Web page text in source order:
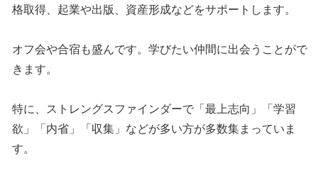
格取得、起業や出版、資産形成などをサポートします。
オフ会や合宿も盛んです。学びたい仲間に出会うことがで
きます。
特に、ストレングスファインダーで「最上志向」「学習
欲」「内省」「収集」などが多い方が多数集まっていま
す。